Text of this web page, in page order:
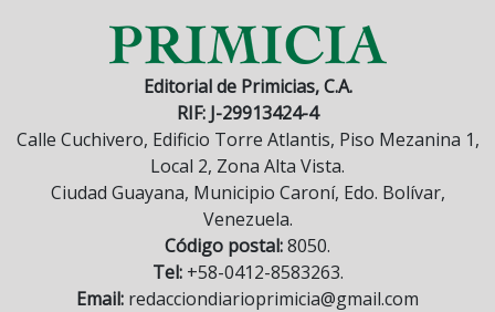
Editorial de Primicias, C.A.
RIF: J-29913424-4
Calle Cuchivero, Edificio Torre Atlantis, Piso Mezanina 1,
Local 2, Zona Alta Vista.
Ciudad Guayana, Municipio Caroní, Edo. Bolívar,
Venezuela.
Código postal:8050.
Tel:+58-0412-8583263.
Email: redacciondiarioprimicia@gmail.com